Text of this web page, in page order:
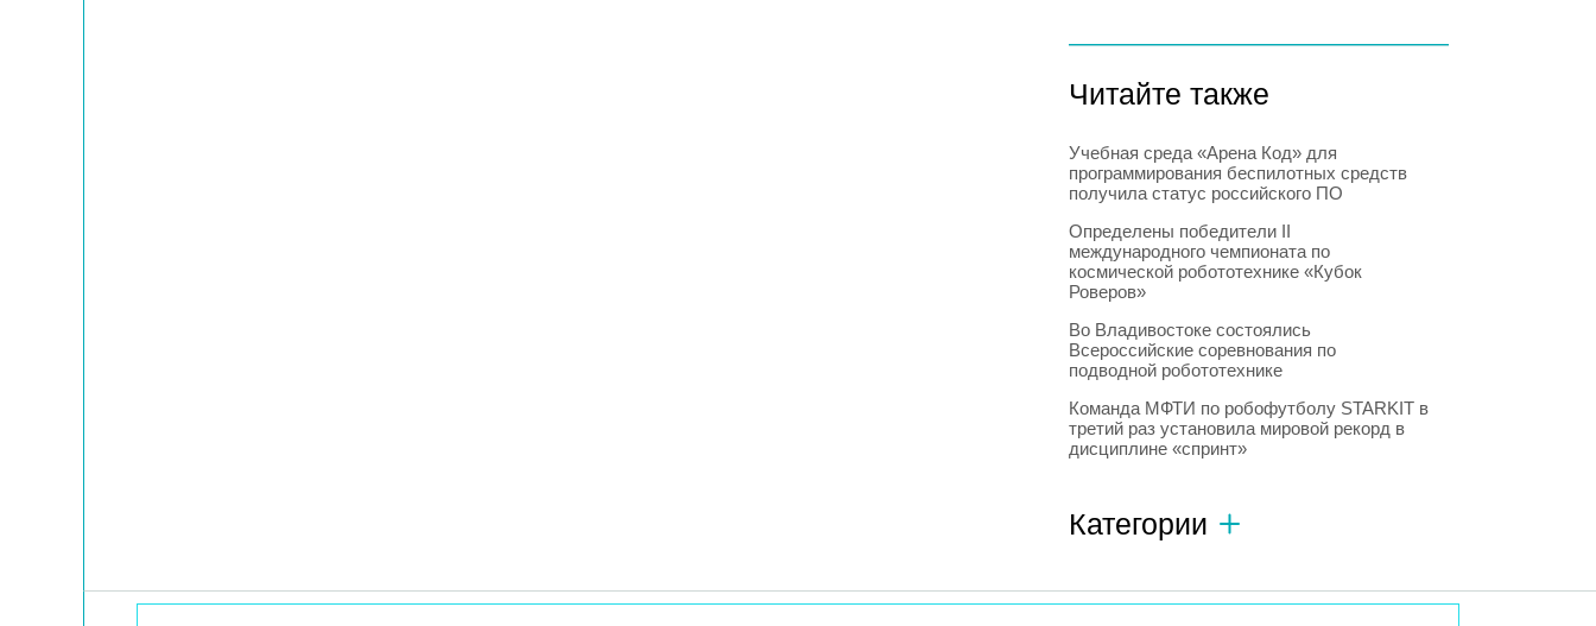
Читайте также
Учебная среда «Арена Код» для
программирования беспилотных средств
получила статус российского ПО
Определены победители II
международного чемпионата по
космической робототехнике «Кубок
Роверов»
Во Владивостоке состоялись
Всероссийские соревнования по
подводной робототехнике
Команда МФТИ по робофутболу STARKIT в
третий раз установила мировой рекорд в
дисциплине «спринт»
Категории